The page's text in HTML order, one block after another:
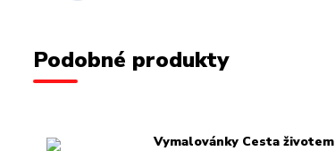
Podobné produkty
Vymalovánky Cesta životem